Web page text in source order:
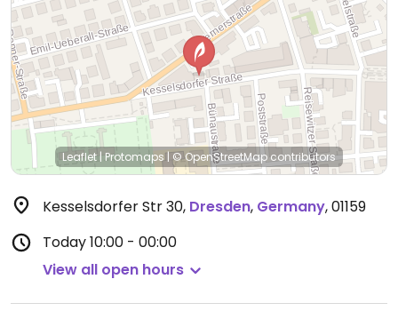
Leaflet| Protomaps|© OpenStreetMap contributors
Kesselsdorfer Str 30, Dresden, Germany,01159
Today10:00 - 00:00
View all open hours